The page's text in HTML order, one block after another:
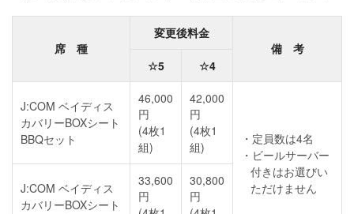
席 種
変更後料金
備 考
☆5
☆4
J:COM ベイディス
カバリーBOXシート
BBQセット
46,000
円
(4枚1
組)
42,000
円
(4枚1
組)
定員数は4名
ビールサーバー
付きはお選びい
ただけません
J:COM ベイディス
カバリーBOXシート
33,600
円
30,800
円